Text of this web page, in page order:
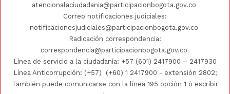
atencionalaciudadania@participacionbogota.gov.co
Correo notificaciones judiciales:
notificacionesjudiciales@participacionbogota.gov.co
Radicación correspondencia:
correspondencia@participacionbogota.gov.co
Línea de servicio a la ciudadanía: +57 (601) 2417900 – 2417930
Línea Anticorrupción: (+57)
(+60) 1 2417900 - extensión 2802;
También puede comunicarse con la línea 195 opción 1 ò escribir